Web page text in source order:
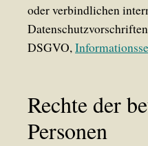
oder verbindlichen
DSGVO,
Rechte der
Personen